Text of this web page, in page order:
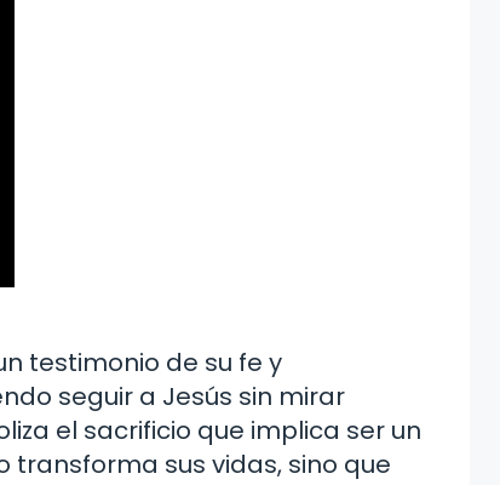
testimonio de su fe y
seguir a Jesús sin mirar
el sacrificio que implica ser un
transforma sus vidas, sino que